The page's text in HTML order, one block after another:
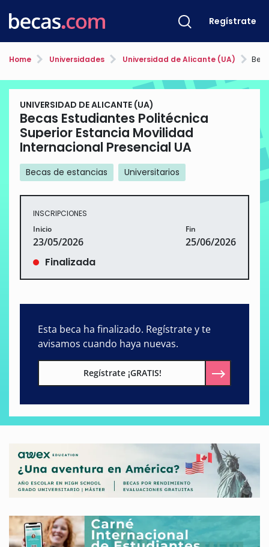
Regístrate
Home Universidades Universidad de Alicante (UA) Becas
UNIVERSIDAD DE ALICANTE (UA)
Becas Estudiantes Politécnica
Superior Estancia Movilidad
Internacional Presencial UA
Becas de estancias Universitarios
INSCRIPCIONES
Inicio
23/05/2026
Fin
25/06/2026
Finalizada
Esta beca ha finalizado. Regístrate y te
avisamos cuando haya nuevas.
Regístrate ¡GRATIS!